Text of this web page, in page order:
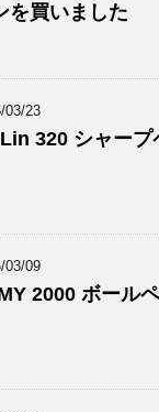
を買いました
03/23
320 シャープ
03/09
2000 ボール